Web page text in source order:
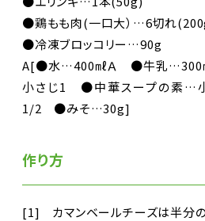
●鶏もも肉(一口大）…6切れ
●冷凍ブロッコリー…90g
A[●水…400㎖Ａ ●牛乳…300
小さじ1 ●中華スープの素…
1/2 ●みそ…30g]
作り方
[1] カマンベールチーズは半分の